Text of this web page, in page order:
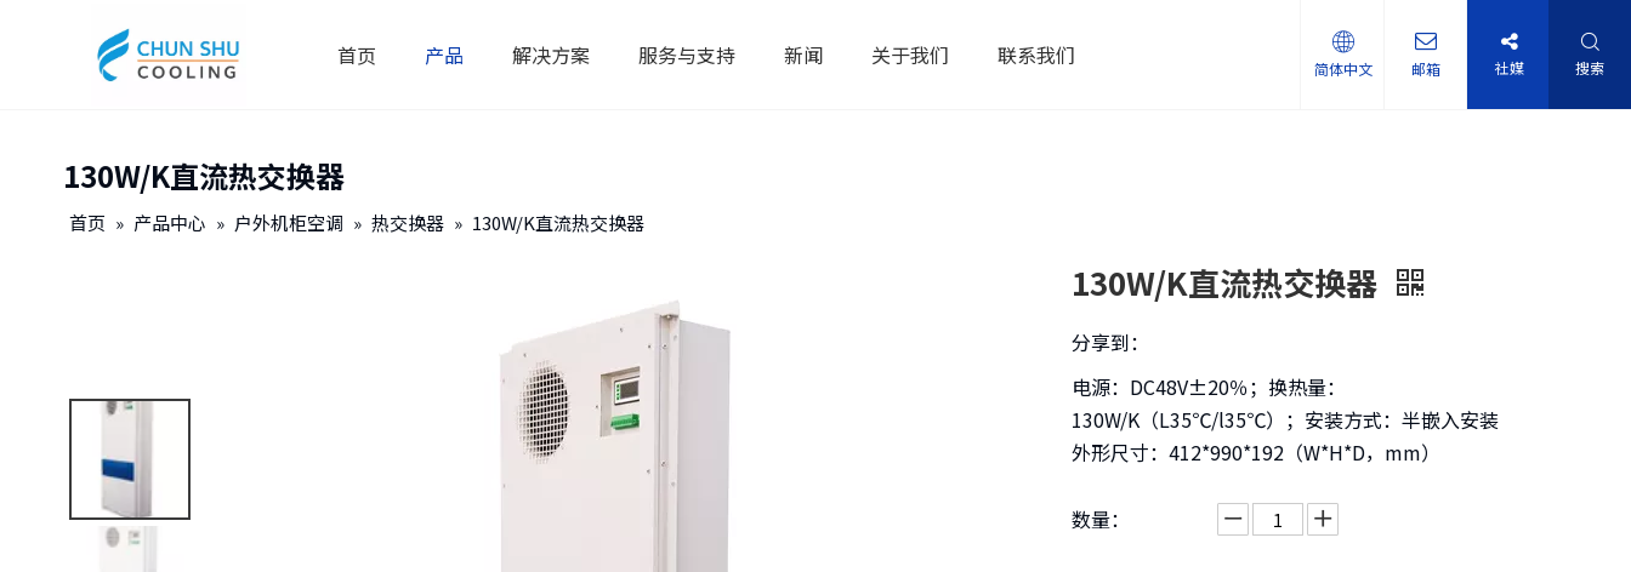
首页 产品 解决方案 服务与支持 新闻 关于我们 联系我们 简体中文 邮箱 社媒 搜索
130W/K直流热交换器
首页 » 产品中心 » 户外机柜空调 » 热交换器 » 130W/K直流热交换器
130W/K直流热交换器
分享到：
电源：DC48V±20％；换热量：
130W/K（L35℃/l35℃）；安装方式：半嵌入安装
外形尺寸：412*990*192（W*H*D，mm）
数量：